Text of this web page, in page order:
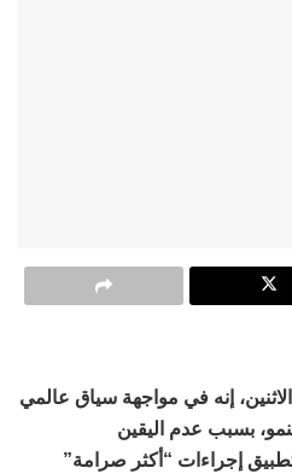
إنه في مواجهة سياق عالمي
بسبب عدم اليقين
إجراءات “أكثر صرامة”